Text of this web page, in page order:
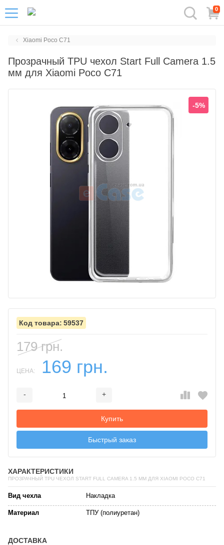
0
Xiaomi Poco C71
Прозрачный TPU чехол Start Full Camera 1.5
мм для Xiaomi Poco C71
-5%
59537
179 грн.
ЦЕНА: 169 грн.
- +
Купить
Быстрый заказ
ХАРАКТЕРИСТИКИ
ПРОЗРАЧНЫЙ TPU ЧЕХОЛ START FULL CAMERA 1.5 ММ ДЛЯ XIAOMI POCO C71
Вид чехла Накладка
Материал ТПУ (полиуретан)
ДОСТАВКА